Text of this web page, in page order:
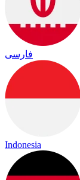
فارسی
Indonesia